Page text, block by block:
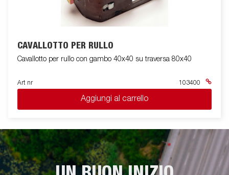
CAVALLOTTO PER RULLO
Cavallotto per rullo con gambo 40x40 su traversa 80x40
Art nr 103400
Aggiungi al carrello